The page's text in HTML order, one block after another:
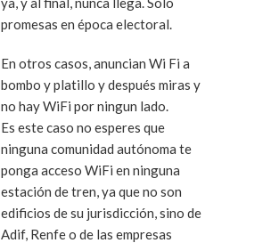
promesas en época electoral.
En otros casos, anuncian Wi Fi a
bombo y platillo y después miras y
no hay WiFi por ningun lado.
Es este caso no esperes que
ninguna comunidad autónoma te
ponga acceso WiFi en ninguna
estación de tren, ya que no son
edificios de su jurisdicción, sino de
Adif, Renfe o de las empresas